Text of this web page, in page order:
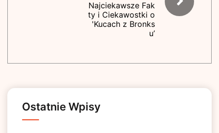
Najciekawsze Fak
ty i Ciekawostki o
'Kucach z Bronks
u’
Ostatnie Wpisy